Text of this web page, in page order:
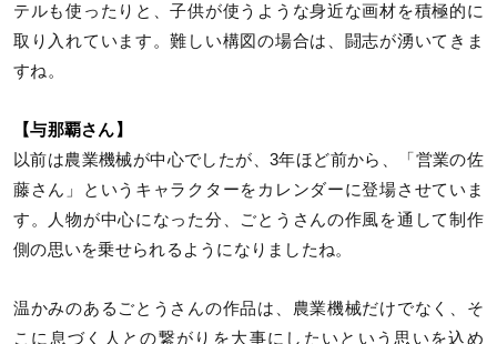
テルも使ったりと、子供が使うような身近な画材を積極的に
取り入れています。難しい構図の場合は、闘志が湧いてきま
すね。
【与那覇さん】
以前は農業機械が中心でしたが、3年ほど前から、「営業の佐
藤さん」というキャラクターをカレンダーに登場させていま
す。人物が中心になった分、ごとうさんの作風を通して制作
側の思いを乗せられるようになりましたね。
温かみのあるごとうさんの作品は、農業機械だけでなく、そ
こに息づく人との繋がりを大事にしたいという思いを込め